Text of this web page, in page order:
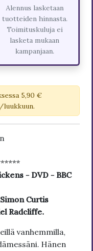
Alennus lasketaan
tuotteiden hinnasta.
Toimituskuluja ei
lasketa mukaan
kampanjaan.
5,90 €
- DVD - BBC
Curtis
Radcliffe.
vanhemmilla,
Hänen